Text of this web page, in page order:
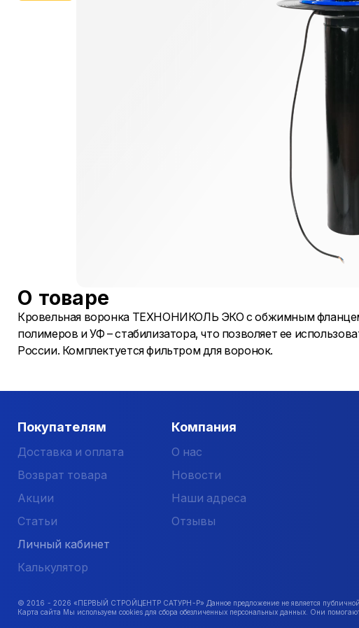
О товаре
Кровельная воронка ТЕХНОНИКОЛЬ ЭКО с обжимным фланцем
полимеров и УФ – стабилизатора, что позволяет ее
России. Комплектуется фильтром для воронок.
Покупателям
Доставка и оплата
Возврат товара
Акции
Статьи
Личный кабинет
Калькулятор
Компания
О нас
Новости
Наши адреса
Отзывы
© 2016 - 2026 «ПЕРВЫЙ СТРОЙЦЕНТР САТУРН-Р» Данное предложение не является
Карта сайта Мы используем cookies для сбора обезличенных персональных данных. Они